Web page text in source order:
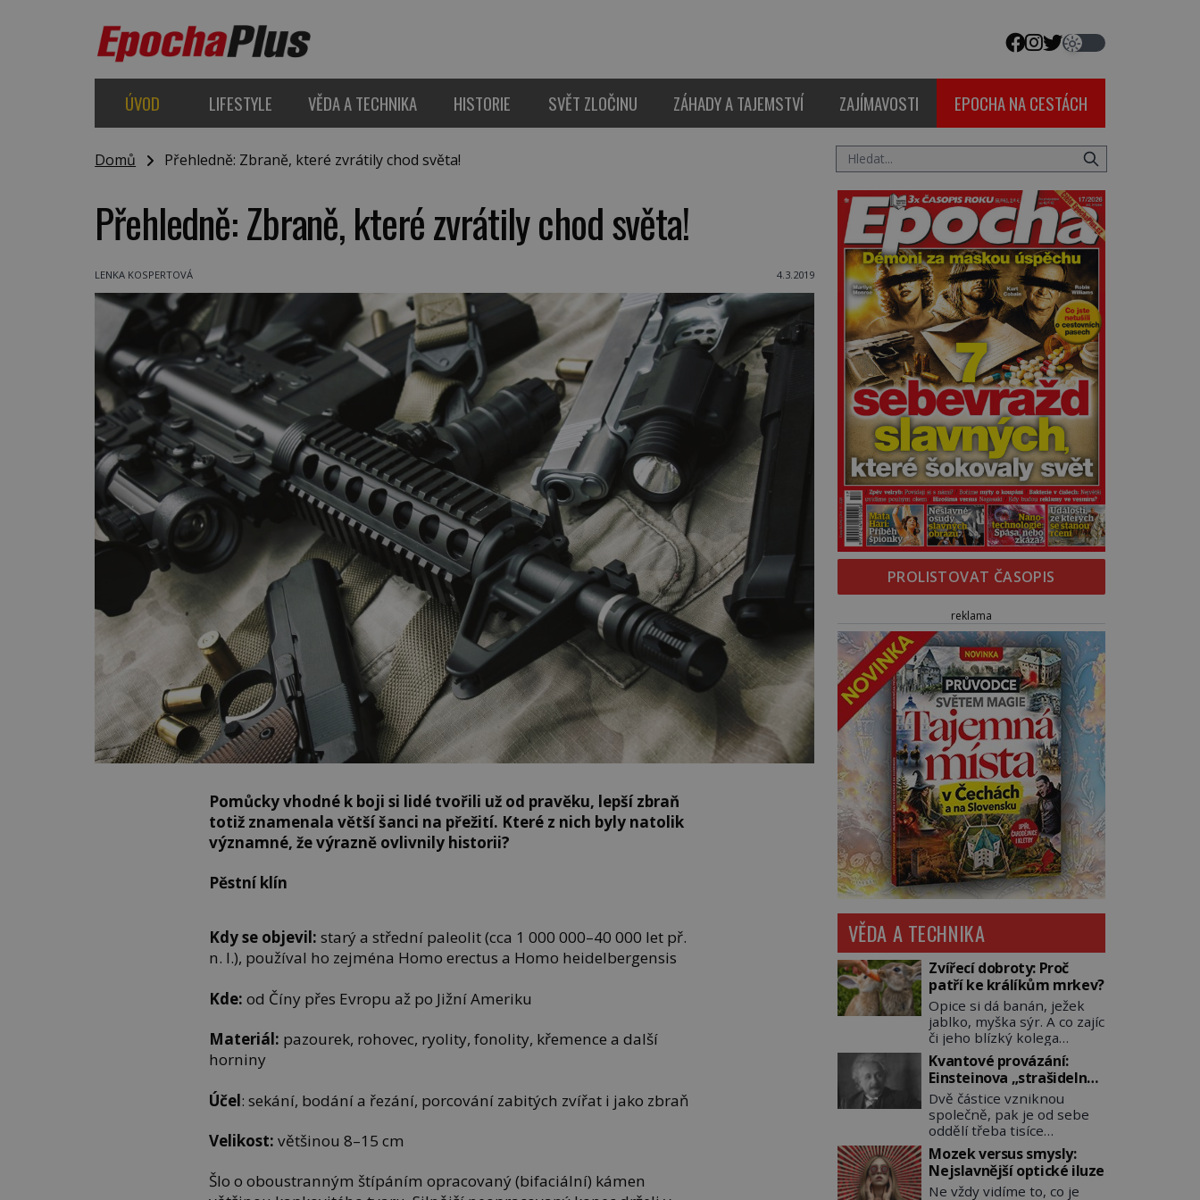
ÚVOD LIFESTYLE VĚDA A TECHNIKA HISTORIE SVĚT ZLOČINU ZÁHADY A TAJEMSTVÍ ZAJÍMAVOSTI EPOCHA NA CESTÁCH
Domů Přehledně: Zbraně, které zvrátily chod světa!
Přehledně: Zbraně, které zvrátily chod světa!
LENKA KOSPERTOVÁ 4.3.2019
Pomůcky vhodné k boji si lidé tvořili už od pravěku, lepší zbraň
totiž znamenala větší šanci na přežití. Které z nich byly natolik
významné, že výrazně ovlivnily historii?
Pěstní klín
Kdy se objevil: starý a střední paleolit (cca 1 000 000–40 000 let př.
n. l.), používal ho zejména Homo erectus a Homo heidelbergensis
Kde: od Číny přes Evropu až po Jižní Ameriku
Materiál: pazourek, rohovec, ryolity, fonolity, křemence a další
horniny
Účel: sekání, bodání a řezání, porcování zabitých zvířat i jako zbraň
Velikost: většinou 8–15 cm
Šlo o oboustranným štípáním opracovaný (bifaciální) kámen
PROLISTOVAT ČASOPIS
reklama
VĚDA A TECHNIKA
Zvířecí dobroty: Proč
patří ke králíkům mrkev?
Opice si dá banán, ježek
jablko, myška sýr. A co zajíc
či jeho blízký kolega
králík? Ti si samozřejmě
pochutnají na mrkvi! Proč
jsou podobné představy o
potravě zvířat často spíš
mýty? Pokud máte doma
králíka, mrkev mu dát
můžete. A nejspíš mu i
bude chutnat, ovšem měl
by ji mít jen jako občasný
Kvantové provázání:
Einsteinova „strašidelná
akce na dálku“ dál mate i
fascinuje vědce
Dvě částice vzniknou
společně, pak je od sebe
oddělí třeba tisíce
kilometrů. Přesto se při
měření chovají, jako by
mezi nimi existovalo
neviditelné pouto. Albert
Mozek versus smysly:
Nejslavnější optické iluze
Ne vždy vidíme to, co je